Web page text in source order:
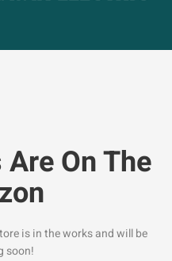
On The
is in the works and will be
soon!